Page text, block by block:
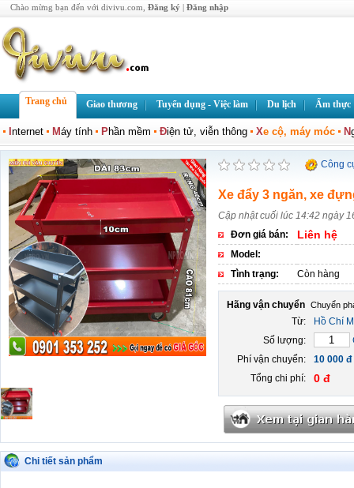
Chào mừng bạn đến với divivu.com, Đăng ký | Đăng nhập
Trang chủ Giao thương Tuyển dụng - Việc làm Du lịch Ẩm thực
nternet Máy tính Phần mềm Điện tử, viễn thông Xe cộ, máy móc N
Công
Xe đẩy 3 ngăn, xe
Cập nhật cuối lúc 14:42 ngày
Đơn giá bán:
Liên hệ
Model:
Tình trạng:
Còn hàng
Hãng vận chuyển
Từ:
Hồ Chí
Số lượng:
Phí vận chuyển:
10 000 đ
Tổng chi phí:
0 đ
Chi tiết sản phẩm